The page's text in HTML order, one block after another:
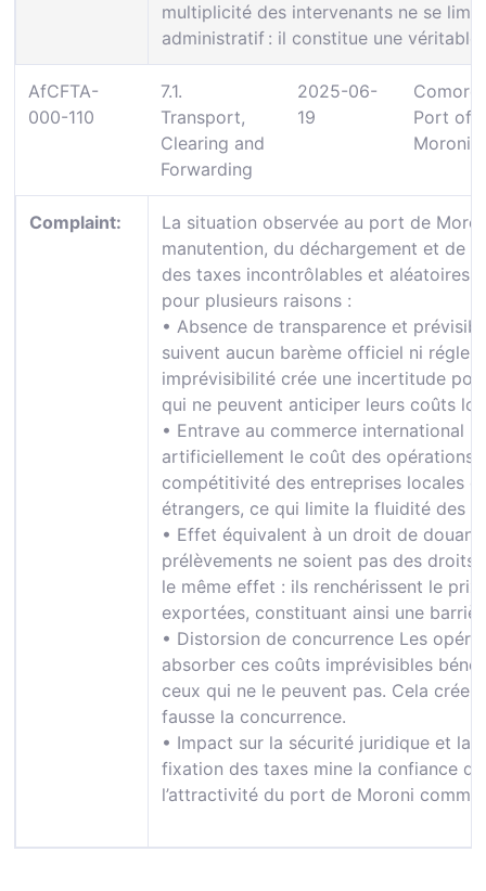
multiplicité des intervenants ne se
administratif : il constitue une
AfCFTA-
000-110
7.1.
Transport,
Clearing and
Forwarding
2025-06-
19
Port of
Moroni
Complaint:
La situation observée au port de
manutention, du déchargement et de
des taxes incontrôlables et aléatoires,
pour plusieurs raisons :
• Absence de transparence et
suivent aucun barème officiel ni
imprévisibilité crée une incertitude
qui ne peuvent anticiper leurs coûts
• Entrave au commerce international
artificiellement le coût des opérations
compétitivité des entreprises locales
étrangers, ce qui limite la fluidité des
• Effet équivalent à un droit de
prélèvements ne soient pas des
le même effet : ils renchérissent le
exportées, constituant ainsi une
• Distorsion de concurrence Les
absorber ces coûts imprévisibles
ceux qui ne le peuvent pas. Cela crée
fausse la concurrence.
• Impact sur la sécurité juridique et la
fixation des taxes mine la confiance
l’attractivité du port de Moroni